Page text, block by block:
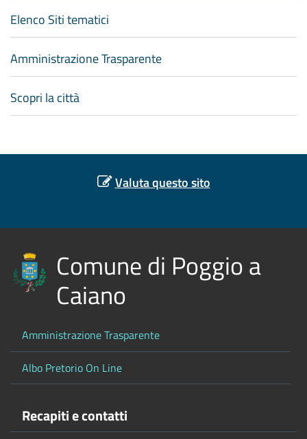
Elenco Siti tematici
Amministrazione Trasparente
Scopri la città
Valuta questo sito
Comune di Poggio a
Caiano
Amministrazione Trasparente
Albo Pretorio On Line
Recapiti e contatti